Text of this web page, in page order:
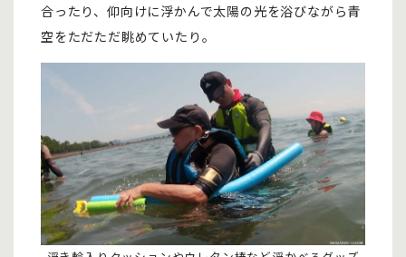
合ったり、仰向けに浮かんで太陽の光を浴びながら青
空をただただ眺めていたり。